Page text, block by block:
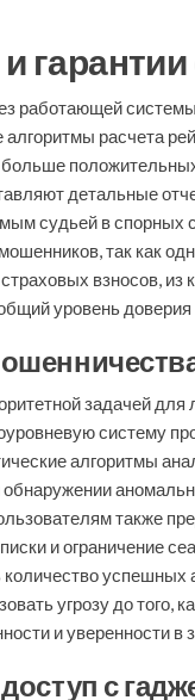
работающей
расчета
детальные
судьей в спорных
так как
взносов,
уровень
задачей
систему
алгоритмы
также
и ограничение
угрозу до
и уверенности в
с